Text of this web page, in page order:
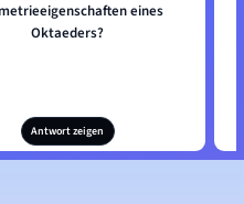
eines
Oktaeders?
Antwort zeigen